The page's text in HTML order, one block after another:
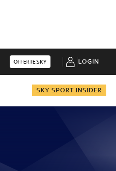
OFFERTE SKY LOGIN
SKY SPORT INSIDER